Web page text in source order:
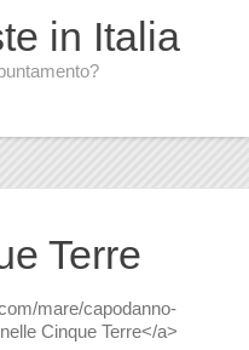
in Italia
Terre
mare/capodanno-
Cinque Terre</a>